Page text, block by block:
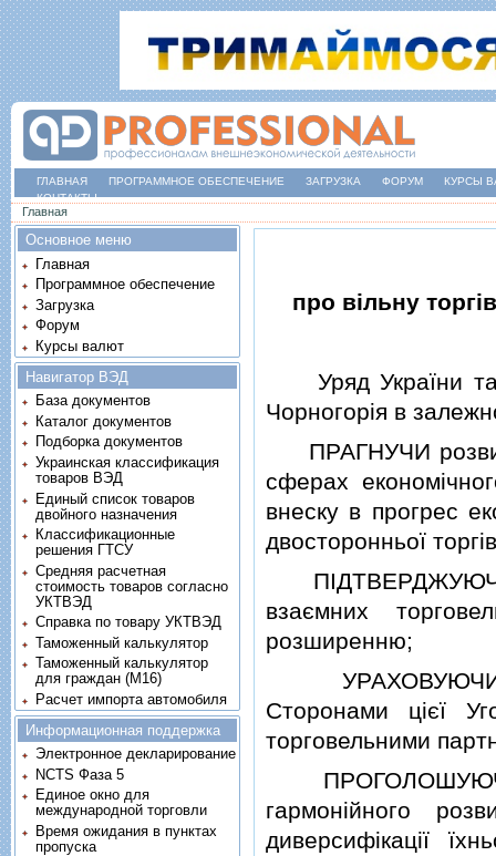
ГЛАВНАЯ ПРОГРАММНОЕ ОБЕСПЕЧЕНИЕ ЗАГРУЗКА ФОРУМ
КУРСЫ
КОНТАКТЫ
Вы здесь
Главная
про вiльну
Уряд України та
Чорногорiя в
ПРАГНУЧИ
сферах
внеску в прогрес
двосторонньої
ПIДТВЕРДЖУЮЧИ
взаємних
розширенню;
УРАХОВУЮЧИ
Сторонами цiєї
торговельними
ПРОГОЛОШУЮЧИ
гармонiйного
диверсифiкацiї
Основное меню
Главная
Программное обеспечение
Загрузка
Форум
Курсы валют
Навигатор ВЭД
База документов
Каталог документов
Подборка документов
Украинская классификация
товаров ВЭД
Единый список товаров
двойного назначения
Классификационные
решения ГТСУ
Средняя расчетная
стоимость товаров согласно
УКТВЭД
Справка по товару УКТВЭД
Таможенный калькулятор
Таможенный калькулятор
для граждан (M16)
Расчет импорта автомобиля
Информационная поддержка
Электронное декларирование
NCTS Фаза 5
Единое окно для
международной торговли
Время ожидания в пунктах
пропуска